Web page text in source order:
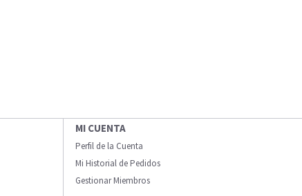
MI CUENTA
Perfil de la Cuenta
Mi Historial de Pedidos
Gestionar Miembros